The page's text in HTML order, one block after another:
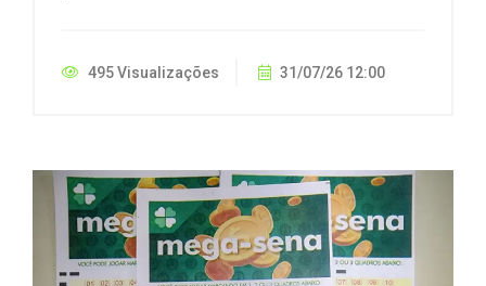
495 Visualizações 31/07/26 12:00